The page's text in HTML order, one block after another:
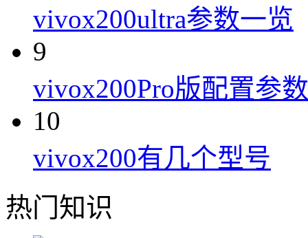
vivox200ultra参数一览
9
vivox200Pro版配置参数
10
vivox200有几个型号
热门知识